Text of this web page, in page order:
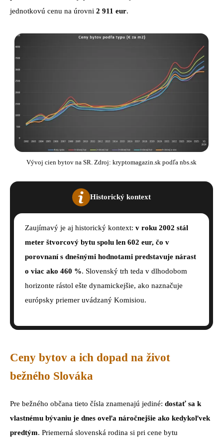
jednotkovú cenu na úrovni 2 911 eur.
Vývoj cien bytov na SR. Zdroj: kryptomagazin.sk podľa nbs.sk
Historický kontext
Zaujímavý je aj historický kontext: v roku 2002 stál
meter štvorcový bytu spolu len 602 eur, čo v
porovnaní s dnešnými hodnotami predstavuje nárast
o viac ako 460 %. Slovenský trh teda v dlhodobom
horizonte rástol ešte dynamickejšie, ako naznačuje
európsky priemer uvádzaný Komisiou.
Ceny bytov a ich dopad na život
bežného Slováka
Pre bežného občana tieto čísla znamenajú jediné: dostať sa k
vlastnému bývaniu je dnes oveľa náročnejšie ako kedykoľvek
predtým. Priemerná slovenská rodina si pri cene bytu